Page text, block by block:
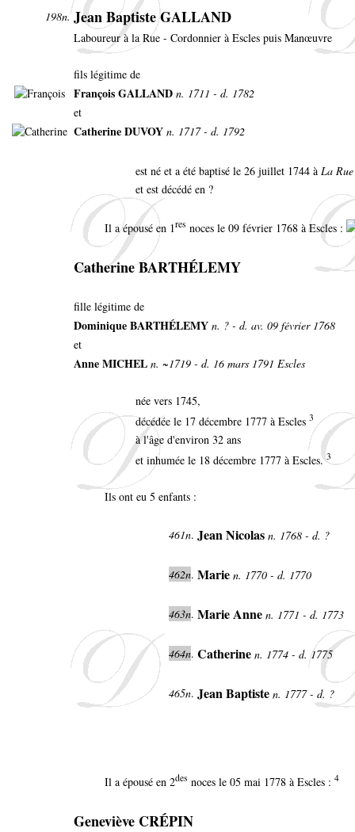
198n. Jean Baptiste GALLAND
Laboureur à la Rue - Cordonnier à Escles puis Manœuvre
fils légitime de
François GALLAND n. 1711 - d. 1782
et
Catherine DUVOY n. 1717 - d. 1792
est né et a été baptisé le 26 juillet 1744 à La Rue
et est décédé en ?
Il a épousé en 1res noces le 09 février 1768 à Escles :
Catherine BARTHÉLEMY
fille légitime de
Dominique BARTHÉLEMY n. ? - d. av. 09 février 1768
et
Anne MICHEL n. ~1719 - d. 16 mars 1791 Escles
née vers 1745,
décédée le 17 décembre 1777 à Escles 3
à l'âge d'environ 32 ans
et inhumée le 18 décembre 1777 à Escles.3
Ils ont eu 5 enfants :
461n. Jean Nicolas n. 1768 - d. ?
462n. Marie n. 1770 - d. 1770
463n. Marie Anne n. 1771 - d. 1773
464n. Catherine n. 1774 - d. 1775
465n. Jean Baptiste n. 1777 - d. ?
Il a épousé en 2des noces le 05 mai 1778 à Escles : 4
Geneviève CRÉPIN